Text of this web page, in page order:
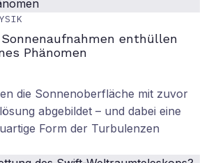
enthüllen
Phänomen
die Sonnenoberfläche mit zuvor
abgebildet – und dabei eine
Form der Turbulenzen